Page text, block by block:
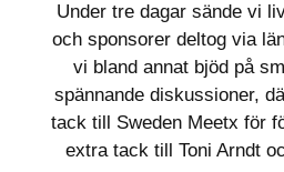
Under tre dagar sände vi
och sponsorer deltog via
vi bland annat bjöd på
spännande diskussioner,
tack till Sweden Meetx för
extra tack till Toni Arndt